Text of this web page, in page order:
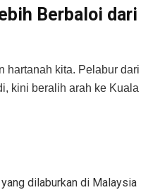
Berbaloi dari
hartanah kita. Pelabur dari
kini beralih arah ke Kuala
dilaburkan di Malaysia